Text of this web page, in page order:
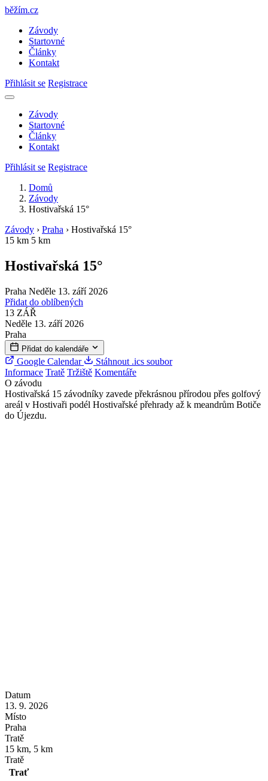
běžím.cz
Závody
Startovné
Články
Kontakt
Přihlásit se Registrace
Závody
Startovné
Články
Kontakt
Přihlásit se Registrace
Domů
Závody
Hostivařská 15°
Závody › Praha › Hostivařská 15°
15 km 5 km
Hostivařská 15°
Praha Neděle 13. září 2026
Přidat do oblíbených
13 ZÁŘ
Neděle 13. září 2026
Praha
Přidat do kalendáře
Google Calendar
Stáhnout .ics soubor
Informace Tratě Tržiště Komentáře
O závodu
Hostivařská 15 závodníky zavede překrásnou přírodou přes golfový
areál v Hostivaři podél Hostivařské přehrady až k meandrům Botiče
do Újezdu.
Datum
13. 9. 2026
Místo
Praha
Tratě
15 km, 5 km
Tratě
Trať